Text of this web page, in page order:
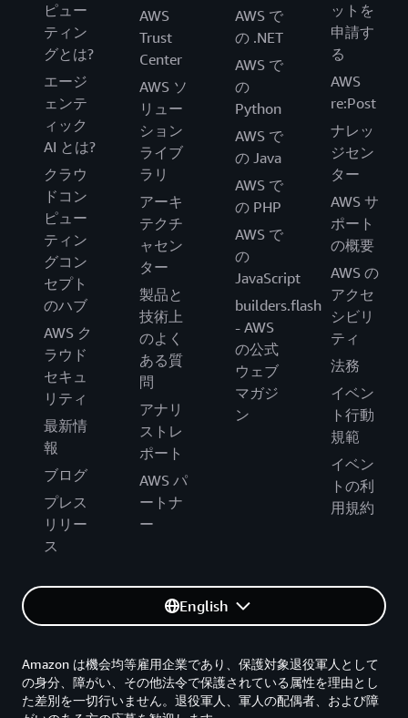
ピュー
ティン
グとは?
エージ
ェンテ
ィック
AI とは?
クラウ
ドコン
ピュー
ティン
グコン
セプト
のハブ
AWS ク
ラウド
セキュ
リティ
最新情
報
ブログ
プレス
リリー
ス
AWS
Trust
Center
AWS ソ
リュー
ション
ライブ
ラリ
アーキ
テクチ
ャセン
ター
製品と
技術上
のよく
ある質
問
アナリ
ストレ
ポート
AWS パ
ートナ
ー
AWS で
の .NET
AWS で
の
Python
AWS で
の Java
AWS で
の PHP
AWS で
の
JavaScript
builders.flash
- AWS
の公式
ウェブ
マガジ
ン
ットを
申請す
る
AWS
re:Post
ナレッ
ジセン
ター
AWS サ
ポート
の概要
AWS の
アクセ
シビリ
ティ
法務
イベン
ト行動
規範
イベン
トの利
用規約
English
Amazon は機会均等雇用企業であり、保護対象退役軍人として
の身分、障がい、その他法令で保護されている属性を理由とし
た差別を一切行いません。退役軍人、軍人の配偶者、および障